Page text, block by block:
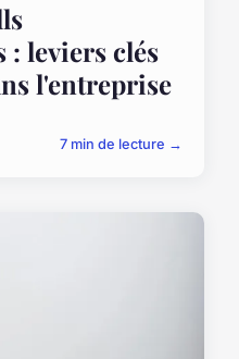
: leviers clés
l'entreprise
7 min de lecture →